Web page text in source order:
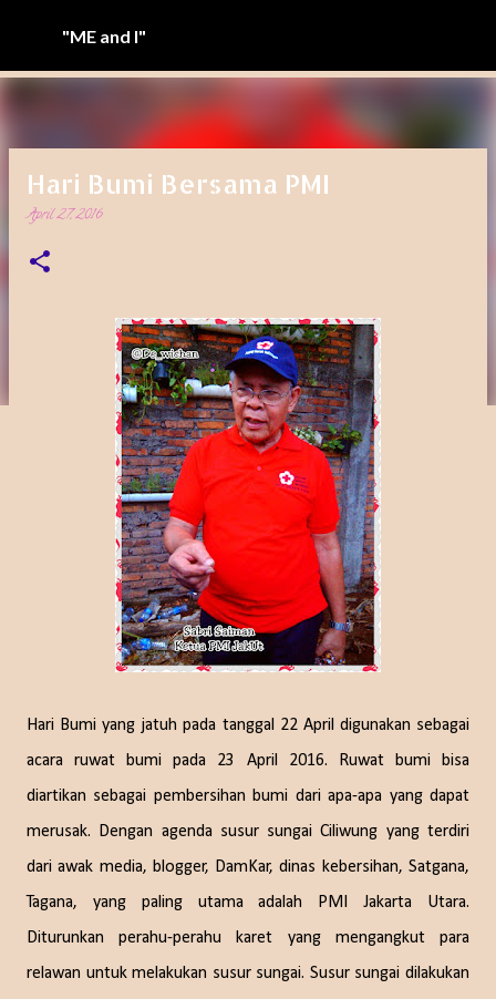
"ME and I"
Hari Bumi Bersama PMI
April 27, 2016
Hari Bumi yang jatuh pada tanggal 22 April digunakan sebagai
acara ruwat bumi pada 23 April 2016. Ruwat bumi bisa
diartikan sebagai pembersihan bumi dari apa-apa yang dapat
merusak. Dengan agenda susur sungai Ciliwung yang terdiri
dari awak media, blogger, DamKar, dinas kebersihan, Satgana,
Tagana, yang paling utama adalah PMI Jakarta Utara.
Diturunkan perahu-perahu karet yang mengangkut para
relawan untuk melakukan susur sungai. Susur sungai dilakukan